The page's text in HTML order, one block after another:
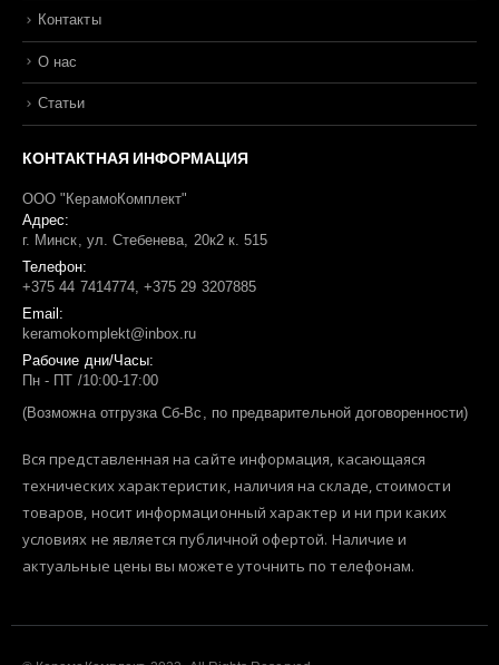
Контакты
О нас
Статьи
КОНТАКТНАЯ ИНФОРМАЦИЯ
ООО "КерамоКомплект"
Адрес:
г. Минск, ул. Стебенева, 20к2 к. 515
Телефон:
+375 44 7414774, +375 29 3207885
Email:
keramokomplekt@inbox.ru
Рабочие дни/Часы:
Пн - ПТ /10:00-17:00
(Возможна отгрузка Сб-Вс, по предварительной договоренности)
Вся представленная на сайте информация, касающаяся
технических характеристик, наличия на складе, стоимости
товаров, носит информационный характер и ни при каких
условиях не является публичной офертой. Наличие и
актуальные цены вы можете уточнить по телефонам.